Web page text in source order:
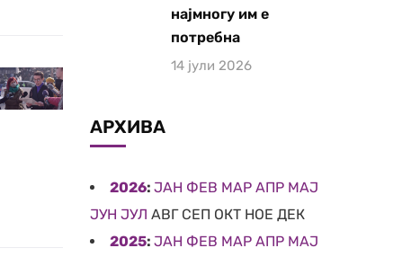
најмногу им е
потребна
14 јули 2026
АРХИВА
2026: ЈАН ФЕВ МАР АПР МАЈ
ЈУН ЈУЛ АВГ СЕП ОКТ НОЕ ДЕК
2025: ЈАН ФЕВ МАР АПР МАЈ